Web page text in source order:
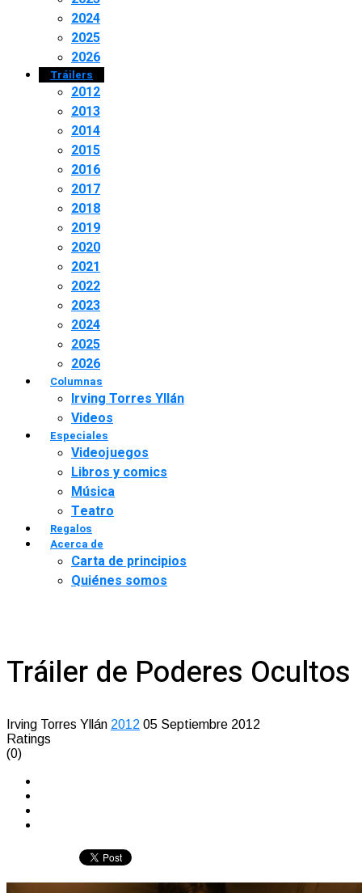
2024
2025
2026
Tráilers
2012
2013
2014
2015
2016
2017
2018
2019
2020
2021
2022
2023
2024
2025
2026
Columnas
Irving Torres Yllán
Videos
Especiales
Videojuegos
Libros y comics
Música
Teatro
Regalos
Acerca de
Carta de principios
Quiénes somos
Tráiler de Poderes Ocultos
Irving Torres Yllán 2012 05 Septiembre 2012
Ratings
(0)